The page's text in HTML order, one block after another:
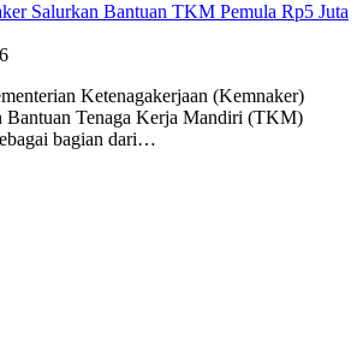
Salurkan Bantuan TKM Pemula Rp5 Juta
Ketenagakerjaan (Kemnaker)
Bantuan Tenaga Kerja Mandiri (TKM)
bagian dari…